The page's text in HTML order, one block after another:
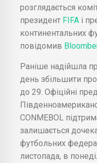
розглядається
президент FIFA і
континентальних
повідомив
Раніше надійшла
день збільшити
до 29. Офіційні
CONMEBOL
залишається
футбольних
листопада, в